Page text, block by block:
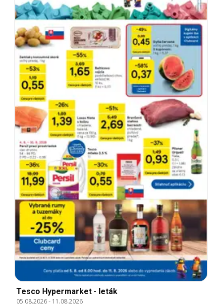
Tesco Hypermarket - leták
05.08.2026- 11.08.2026